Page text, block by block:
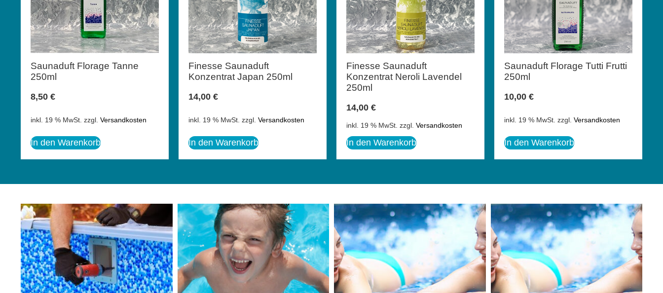
Saunaduft Florage Tanne
250ml
8,50 €
inkl. 19 % MwSt. zzgl. Versandkosten
In den Warenkorb
Finesse Saunaduft
Konzentrat Japan 250ml
14,00 €
inkl. 19 % MwSt. zzgl. Versandkosten
In den Warenkorb
Finesse Saunaduft
Konzentrat Neroli Lavendel
250ml
14,00 €
inkl. 19 % MwSt. zzgl. Versandkosten
In den Warenkorb
Saunaduft Florage Tutti Frutti
250ml
10,00 €
inkl. 19 % MwSt. zzgl. Versandkosten
In den Warenkorb